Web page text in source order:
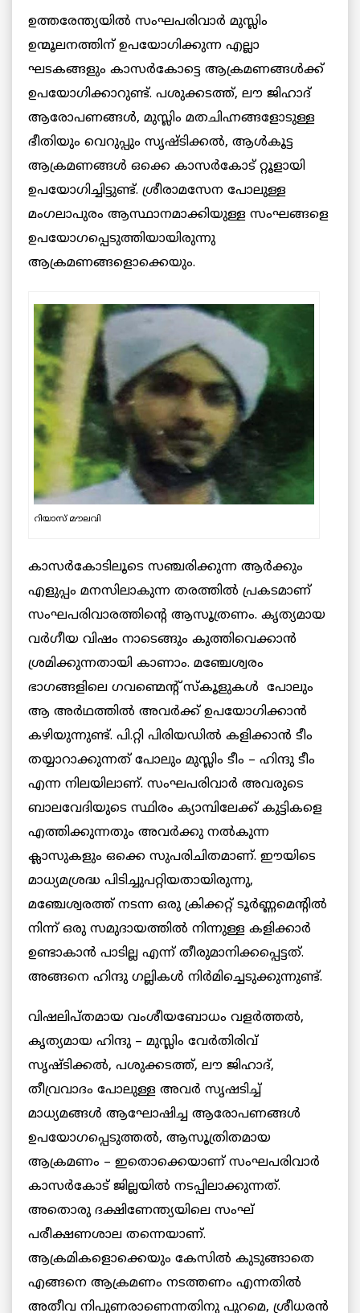
ഉത്തരേന്ത്യയില്‍ സംഘപരിവാര്‍ മുസ്ലിം
ഉന്മൂലനത്തിന് ഉപയോഗിക്കുന്ന എല്ലാ
ഘടകങ്ങളും കാസര്‍കോട്ടെ ആക്രമണങ്ങള്‍ക്ക്
ഉപയോഗിക്കാറുണ്ട്. പശുക്കടത്ത്, ലൗ ജിഹാദ്
ആരോപണങ്ങൾ, മുസ്ലിം മതചിഹ്നങ്ങളോടുള്ള
ഭീതിയും വെറുപ്പും സൃഷ്ടിക്കൽ, ആള്‍കൂട്ട
ആക്രമണങ്ങള്‍ ഒക്കെ കാസര്‍കോട് റ്റൂളായി
ഉപയോഗിച്ചിട്ടുണ്ട്. ശ്രീരാമസേന പോലുള്ള
മംഗലാപുരം ആസ്ഥാനമാക്കിയുള്ള സംഘങ്ങളെ
ഉപയോഗപ്പെടുത്തിയായിരുന്നു
ആക്രമണങ്ങളൊക്കെയും.
റിയാസ് മൗലവി
കാസര്‍കോടിലൂടെ സഞ്ചരിക്കുന്ന ആര്‍ക്കും
എളുപ്പം മനസിലാകുന്ന തരത്തിൽ പ്രകടമാണ്
സംഘപരിവാരത്തിന്‍റെ ആസൂത്രണം. കൃത്യമായ
വര്‍ഗീയ വിഷം നാടെങ്ങും കുത്തിവെക്കാന്‍
ശ്രമിക്കുന്നതായി കാണാം. മഞ്ചേശ്വരം
ഭാഗങ്ങളിലെ ഗവണ്മെന്റ് സ്കൂളുകൾ പോലും
ആ അര്‍ഥത്തില്‍ അവര്‍ക്ക് ഉപയോഗിക്കാന്‍
കഴിയുന്നുണ്ട്. പി.റ്റി പിരിയഡില്‍ കളിക്കാന്‍ ടീം
തയ്യാറാക്കുന്നത് പോലും മുസ്ലിം ടീം – ഹിന്ദു ടീം
എന്ന നിലയിലാണ്. സംഘപരിവാര്‍ അവരുടെ
ബാലവേദിയുടെ സ്ഥിരം ക്യാമ്പിലേക്ക് കുട്ടികളെ
എത്തിക്കുന്നതും അവര്‍ക്കു നല്‍കുന്ന
ക്ലാസുകളും ഒക്കെ സുപരിചിതമാണ്. ഈയിടെ
മാധ്യമശ്രദ്ധ പിടിച്ചുപറ്റിയതായിരുന്നു,
മഞ്ചേശ്വരത്ത് നടന്ന ഒരു ക്രിക്കറ്റ് ടൂര്‍ണ്ണമെന്‍റില്‍
നിന്ന് ഒരു സമുദായത്തില്‍ നിന്നുള്ള കളിക്കാര്‍
ഉണ്ടാകാന്‍ പാടില്ല എന്ന് തീരുമാനിക്കപ്പെട്ടത്.
അങ്ങനെ ഹിന്ദു ഗല്ലികള്‍ നിര്‍മിച്ചെടുക്കുന്നുണ്ട്.
വിഷലിപ്തമായ വംശീയബോധം വളർത്തൽ,
കൃത്യമായ ഹിന്ദു – മുസ്ലിം വേര്‍തിരിവ്
സൃഷ്ടിക്കൽ, പശുക്കടത്ത്, ലൗ ജിഹാദ്,
തീവ്രവാദം പോലുള്ള അവര്‍ സൃഷടിച്ച്
മാധ്യമങ്ങള്‍ ആഘോഷിച്ച ആരോപണങ്ങൾ
ഉപയോഗപ്പെടുത്തല്‍, ആസൂത്രിതമായ
ആക്രമണം – ഇതൊക്കെയാണ് സംഘപരിവാര്‍
കാസര്‍കോട് ജില്ലയില്‍ നടപ്പിലാക്കുന്നത്.
അതൊരു ദക്ഷിണേന്ത്യയിലെ സംഘ്
പരീക്ഷണശാല തന്നെയാണ്.
ആക്രമികളൊക്കെയും കേസില്‍ കുടുങ്ങാതെ
എങ്ങനെ ആക്രമണം നടത്തണം എന്നതില്‍
അതീവ നിപുണരാണെന്നതിനു പുറമെ, ശ്രീധരന്‍